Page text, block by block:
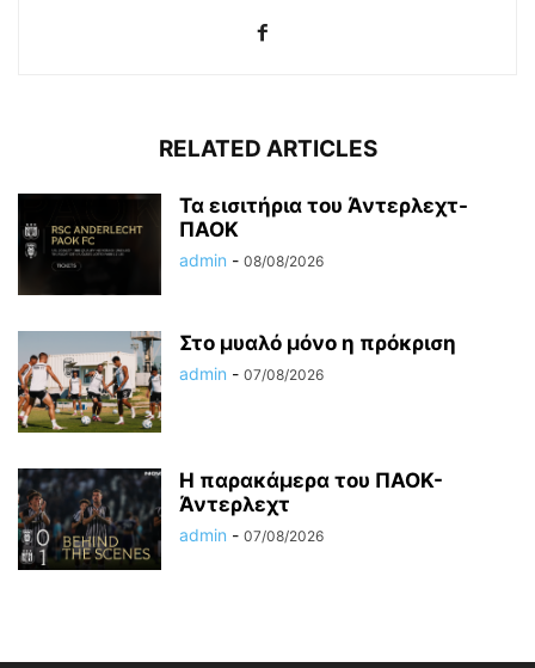
RELATED ARTICLES
Τα εισιτήρια του Άντερλεχτ-
ΠΑΟΚ
admin - 08/08/2026
Στο μυαλό μόνο η πρόκριση
admin - 07/08/2026
Η παρακάμερα του ΠΑΟΚ-
Άντερλεχτ
admin - 07/08/2026